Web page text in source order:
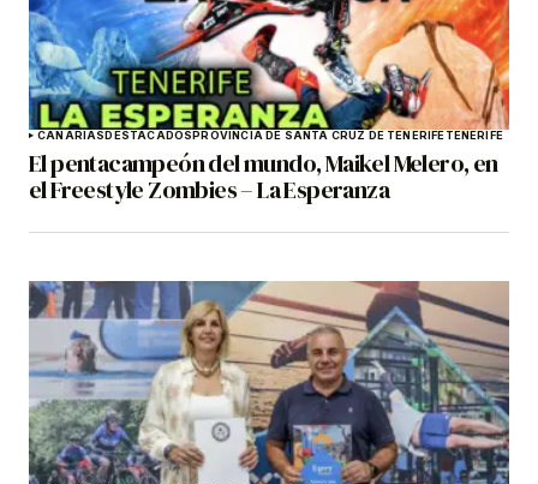
CANARIASDESTACADOSPROVINCIA DE SANTA CRUZ DE TENERIFETENERIFE
El pentacampeón del mundo, Maikel Melero, en
el Freestyle Zombies – La Esperanza